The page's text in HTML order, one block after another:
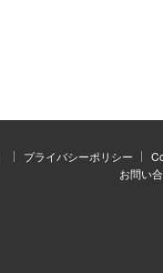
プライバシーポリシー
お問い